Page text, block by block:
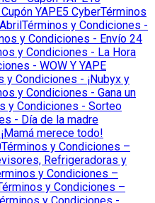
YAPE5 CyberTérminos
Términos y Condiciones -
y Condiciones - Envío 24
y Condiciones - La Hora
- WOW Y YAPE
y Condiciones - ¡Nubyx y
y Condiciones - Gana un
y Condiciones - Sorteo
- Día de la madre
merece todo!
Términos y Condiciones –
Refrigeradoras y
y Condiciones –
y Condiciones –